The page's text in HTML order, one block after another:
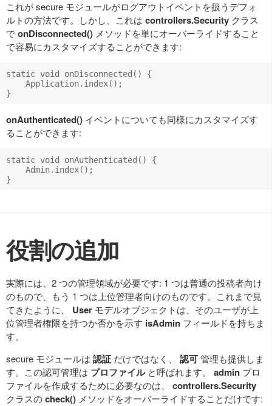
これが secure モジュールがログアウトイベントを扱うデフォ
ルトの方法です。しかし、これは controllers.Security クラス
でonDisconnected() メソッドを単にオーバーライドすること
で容易にカスタマイズすることができます:
static void onDisconnected() {
    Application.index();
onAuthenticated() イベントについても同様にカスタマイズす
ることができます:
static void onAuthenticated() {
    Admin.index();
役割の追加
実際には、2 つの管理領域が必要です: 1 つは普通の投稿者向け
のもので、もう 1 つは上位管理者向けのものです。これまで見
てきたように、 User モデルオブジェクトは、そのユーザが上
位管理者権限を持つか否かを示す isAdmin フィールドを持ちま
す。
secure モジュールは 認証 だけではなく、 認可管理も提供しま
す。この認可管理は プロファイルと呼ばれます。 admin プロ
ファイルを作成するために必要なのは、 controllers.Security
クラスのcheck() メソッドをオーバーライドすることだけです: